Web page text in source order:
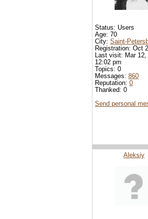
Status: Users
Age: 70
City: Saint-
Registration: Oct
Last visit: Mar 12,
12:02 pm
Topics: 0
Messages: 860
Reputation: 0
Thanked: 0
Send personal
Aleksiy